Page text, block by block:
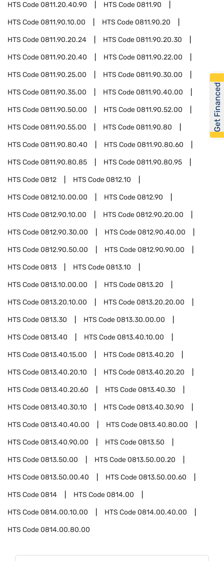
HTS Code0811.20.40.90 HTS Code0811.90
HTS Code0811.90.10.00 HTS Code0811.90.20
HTS Code0811.90.20.24 HTS Code0811.90.20.30
HTS Code0811.90.20.40 HTS Code0811.90.22.00
HTS Code0811.90.25.00 HTS Code0811.90.30.00
HTS Code0811.90.35.00 HTS Code0811.90.40.00
HTS Code0811.90.50.00 HTS Code0811.90.52.00
HTS Code0811.90.55.00 HTS Code0811.90.80
HTS Code0811.90.80.40 HTS Code0811.90.80.60
HTS Code0811.90.80.85 HTS Code0811.90.80.95
HTS Code0812 HTS Code0812.10
HTS Code0812.10.00.00 HTS Code0812.90
HTS Code0812.90.10.00 HTS Code0812.90.20.00
HTS Code0812.90.30.00 HTS Code0812.90.40.00
HTS Code0812.90.50.00 HTS Code0812.90.90.00
HTS Code0813 HTS Code0813.10
HTS Code0813.10.00.00 HTS Code0813.20
HTS Code0813.20.10.00 HTS Code0813.20.20.00
HTS Code0813.30 HTS Code0813.30.00.00
HTS Code0813.40 HTS Code0813.40.10.00
HTS Code0813.40.15.00 HTS Code0813.40.20
HTS Code0813.40.20.10 HTS Code0813.40.20.20
HTS Code0813.40.20.60 HTS Code0813.40.30
HTS Code0813.40.30.10 HTS Code0813.40.30.90
HTS Code0813.40.40.00 HTS Code0813.40.80.00
HTS Code0813.40.90.00 HTS Code0813.50
HTS Code0813.50.00 HTS Code0813.50.00.20
HTS Code0813.50.00.40 HTS Code0813.50.00.60
HTS Code0814 HTS Code0814.00
HTS Code0814.00.10.00 HTS Code0814.00.40.00
HTS Code0814.00.80.00
Get Financed